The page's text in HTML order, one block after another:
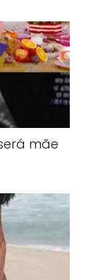
mãe